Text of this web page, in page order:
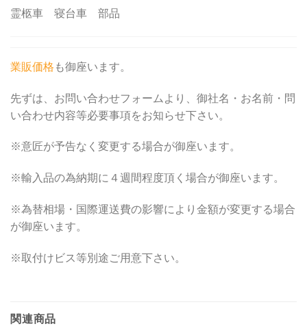
霊柩車 寝台車 部品
業販価格 も御座います。
先ずは、お問い合わせフォームより、御社名・お名前・問
い合わせ内容等必要事項をお知らせ下さい。
※意匠が予告なく変更する場合が御座います。
※輸入品の為納期に４週間程度頂く場合が御座います。
※為替相場・国際運送費の影響により金額が変更する場合
が御座います。
※取付けビス等別途ご用意下さい。
関連商品